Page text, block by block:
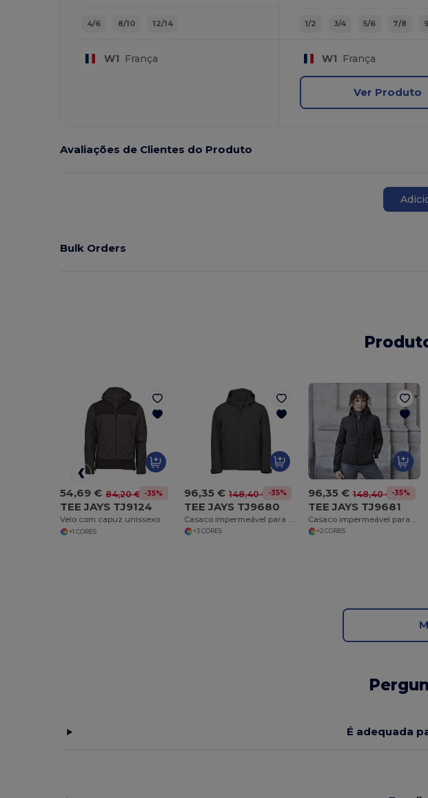
4/6 8/10 12/14
W1 França
1/2 3/4 5/6 7/8
W1 França
Ver Produto
Avaliações de Clientes do Produto
Bulk Orders
54,69 € 84,20 € -35%
TEE JAYS TJ9124
Velo com capuz unissexo
+1 CORES
96,35 € 148,40 € -35%
TEE JAYS TJ9680
+3 CORES
96,35 € 148,40 € -35%
TEE JAYS TJ9681
+2 CORES
É adequada